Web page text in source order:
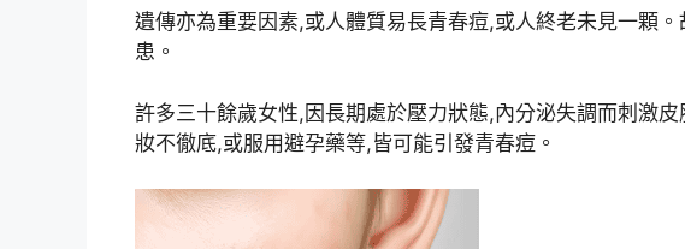
遺傳亦為重要因素,或人體質易長青春痘,或人終老未見一顆
患。
許多三十餘歲女性,因長期處於壓力狀態,內分泌失調而刺激
妝不徹底,或服用避孕藥等,皆可能引發青春痘。